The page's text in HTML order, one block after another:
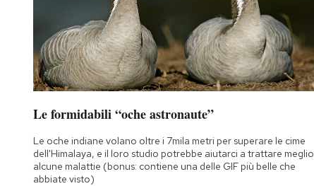
Le formidabili “oche astronaute”
Le oche indiane volano oltre i 7mila metri per superare le cime
dell'Himalaya, e il loro studio potrebbe aiutarci a trattare meglio
alcune malattie (bonus: contiene una delle GIF più belle che
abbiate visto)